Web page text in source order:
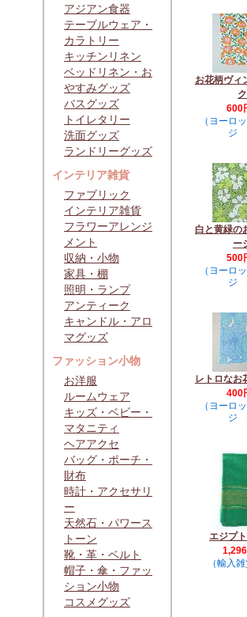
アジアン食器
テーブルウェア・
カラトリー
キッチンリネン
ベッドリネン・お
やすみグッズ
バスグッズ
トイレタリー
洗面グッズ
ランドリーグッズ
インテリア雑貨
ファブリック
インテリア雑貨
フラワーアレンジ
メント
収納・小物
家具・棚
照明・ランプ
アンティーク
キャンドル・アロ
マグッズ
ファッション小物
お洋服
ルームウェア
キッズ・ベビー・
マタニティ
ヘアアクセ
バッグ・ポーチ・
財布
時計・アクセサリ
ー
天然石・パワース
トーン
靴・革・ベルト
帽子・傘・ファッ
ション小物
コスメグッズ
お花柄ヴィ
600
（ヨーロ
ジ
白と黄緑の
ー
500
（ヨーロ
ジ
レトロなお
400
（ヨーロ
ジ
エジプ
（輸入